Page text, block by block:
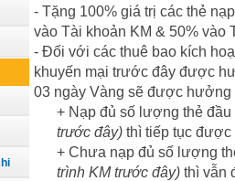
- Tặng 100% giá trị các thẻ
vào Tài khoản KM & 50% vào
- Đối với các thuê bao kích
khuyến mại trước đây được
03 ngày Vàng sẽ được hưởng
+ Nạp đủ số lượng thẻ
trước đây) thì tiếp tục
+ Chưa nạp đủ số lượng
trình KM trước đây) thì vẫn